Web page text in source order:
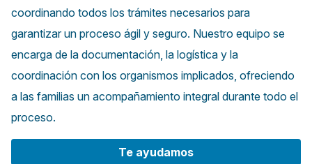
coordinando todos los trámites necesarios para
garantizar un proceso ágil y seguro. Nuestro equipo se
encarga de la documentación, la logística y la
coordinación con los organismos implicados, ofreciendo
a las familias un acompañamiento integral durante todo el
proceso.​
Te ayudamos